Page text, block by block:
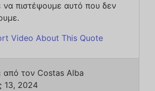
να πιστέψουμε αυτό που δεν
Video About This Quote
από τον Costas Alba
13, 2024